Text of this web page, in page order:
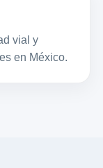
vial y
en México.